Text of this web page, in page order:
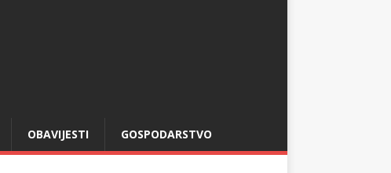
OBAVIJESTI GOSPODARSTVO